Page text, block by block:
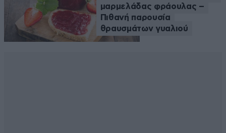
μαρμελάδας φράουλας –
Πιθανή παρουσία
θραυσμάτων γυαλιού